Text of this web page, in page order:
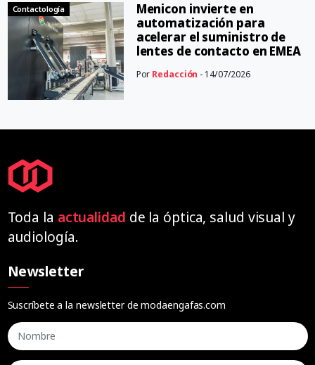
Contactología
Menicon invierte en
automatización para
acelerar el suministro de
lentes de contacto en EMEA
Por Redacción - 14/07/2026
Toda la actualidad de la óptica, salud visual y
audiología.
Newsletter
Suscríbete a la newsletter de modaengafas.com